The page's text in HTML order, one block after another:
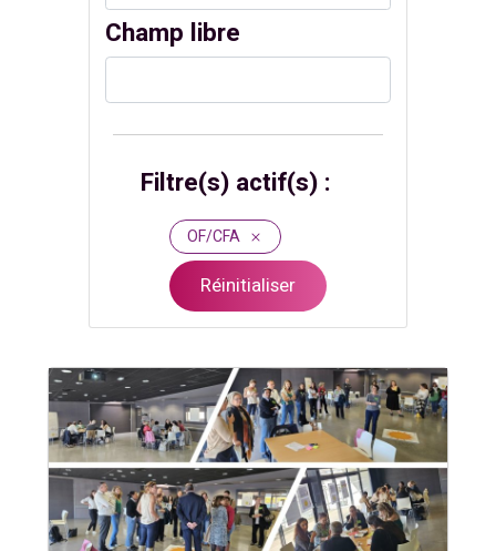
Champ libre
Filtre(s) actif(s) :
OF/CFA